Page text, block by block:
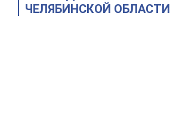
ЧЕЛЯБИНСКОЙ ОБЛАСТИ